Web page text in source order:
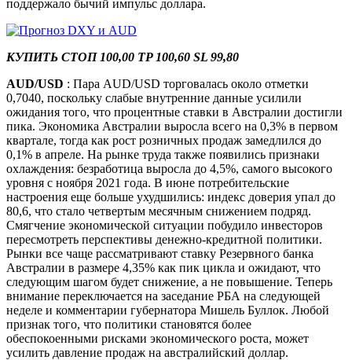
поддержало бычий импульс доллара.
КУПИТЬ СТОП 100,00 TP 100,60 SL 99,80
AUD/USD : Пара AUD/USD торговалась около отметки
0,7040, поскольку слабые внутренние данные усилили
ожидания того, что процентные ставки в Австралии достигли
пика. Экономика Австралии выросла всего на 0,3% в первом
квартале, тогда как рост розничных продаж замедлился до
0,1% в апреле. На рынке труда также появились признаки
охлаждения: безработица выросла до 4,5%, самого высокого
уровня с ноября 2021 года. В июне потребительские
настроения еще больше ухудшились: индекс доверия упал до
80,6, что стало четвертым месячным снижением подряд.
Смягчение экономической ситуации побудило инвесторов
пересмотреть перспективы денежно-кредитной политики.
Рынки все чаще рассматривают ставку Резервного банка
Австралии в размере 4,35% как пик цикла и ожидают, что
следующим шагом будет снижение, а не повышение. Теперь
внимание переключается на заседание РБА на следующей
неделе и комментарии губернатора Мишель Буллок. Любой
признак того, что политики становятся более
обеспокоенными рисками экономического роста, может
усилить давление продаж на австралийский доллар.